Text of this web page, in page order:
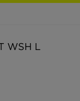
WSH L